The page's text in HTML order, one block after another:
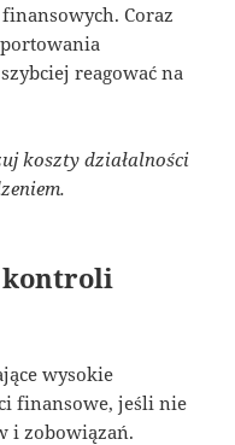
Coraz
reagować na
koszty działalności
kontroli
wysokie
finansowe, jeśli nie
i zobowiązań.